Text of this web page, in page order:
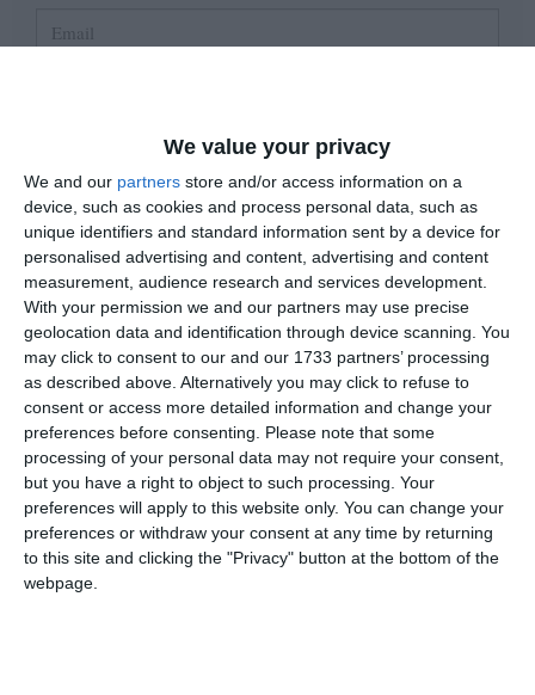
We value your privacy
We and our partners store and/or access information on a
device, such as cookies and process personal data, such as
unique identifiers and standard information sent by a device for
personalised advertising and content, advertising and content
measurement, audience research and services development.
With your permission we and our partners may use precise
geolocation data and identification through device scanning. You
may click to consent to our and our 1733 partners’ processing
as described above. Alternatively you may click to refuse to
consent or access more detailed information and change your
preferences before consenting. Please note that some
processing of your personal data may not require your consent,
but you have a right to object to such processing. Your
preferences will apply to this website only. You can change your
preferences or withdraw your consent at any time by returning
to this site and clicking the "Privacy" button at the bottom of the
webpage.
Am citit si sunt de acord curegulile de postare.
Acest formular colectează numele, e-mailul şi conținutul mesajului, astfel încât
să putem urmări comentariile tale pe site. Nu vom folosi datele tale în alt scop.
Pentru mai multe informaţii, consultă politica noastră de confidenţialitate, unde vei
primi mai multe privind informaţii despre cum și de ce stocăm datele tale.
Posteaza comentariul
ARTICOLE ASEMANATOARE